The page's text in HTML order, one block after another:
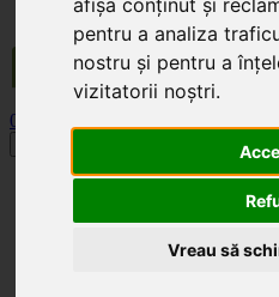
pentru a analiza
nostru și pentru a
vizitatorii noștri.
Vreau să
Transportul este GRATUIT pentru
valoare de 100 Lei.
0
Acasă
Noutăți